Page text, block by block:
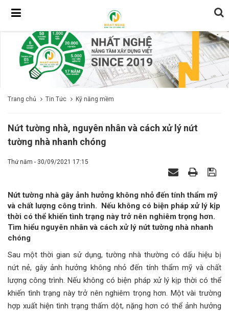
Trang chủ Tin Tức Kỹ năng mềm
Nứt tường nhà, nguyên nhân và cách xử lý nứt
tường nhà nhanh chóng
Thứ năm - 30/09/2021 17:15
Nứt tường nhà gây ảnh hưởng không nhỏ đến tính thẩm mỹ
và chất lượng công trình. Nếu không có biện pháp xử lý kịp
thời có thể khiến tình trạng này trở nên nghiêm trọng hơn.
Tìm hiểu nguyên nhân và cách xử lý nứt tường nhà nhanh
chóng
Sau một thời gian sử dụng, tường nhà thường có dấu hiệu bị
nứt nẻ, gây ảnh hưởng không nhỏ đến tính thẩm mỹ và chất
lượng công trình. Nếu không có biện pháp xử lý kịp thời có thể
khiến tình trạng này trở nên nghiêm trọng hơn. Một vài trường
hợp xuất hiện tình trạng thấm dột, nặng hơn có thể ảnh hưởng